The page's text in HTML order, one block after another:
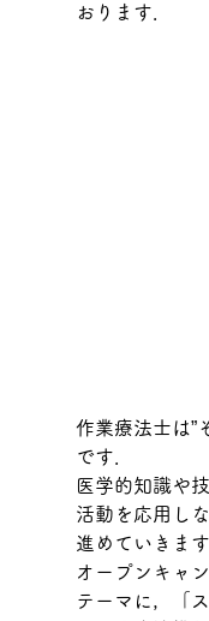
おります．
作業療法士は”
です．
医学的知識や
活動を応用し
進めていきます
オープンキャ
テーマに，「